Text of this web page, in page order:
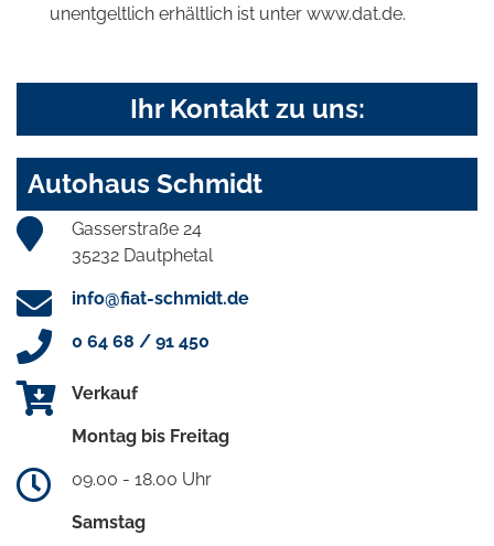
unentgeltlich erhältlich ist unter www.dat.de.
Ihr Kontakt zu uns:
Autohaus Schmidt
Gasserstraße 24
35232 Dautphetal
info@fiat-schmidt.de
0 64 68 / 91 450
Verkauf
Montag bis Freitag
09.00 - 18.00 Uhr
Samstag